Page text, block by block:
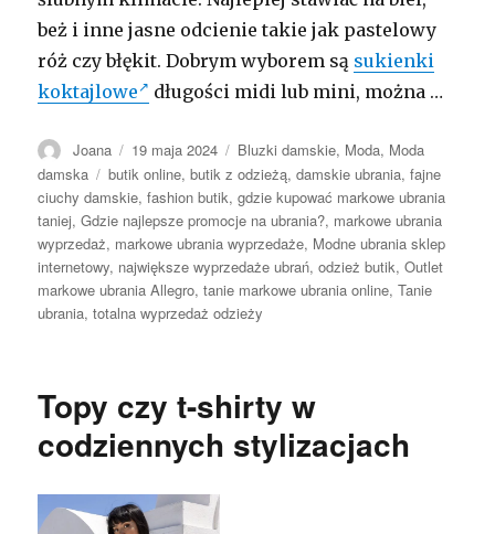
beż i inne jasne odcienie takie jak pastelowy
róż czy błękit. Dobrym wyborem są sukienki
koktajlowe
długości midi lub mini, można …
Autor
Joana Opublikowano
19 maja 2024 Kategorie
Bluzki damskie, Moda, Moda
damska
Tagi
butik online,butik z odzieżą,damskie ubrania,fajne
ciuchy damskie,fashion butik,gdzie kupować markowe ubrania
taniej,Gdzie najlepsze promocje na ubrania?, markowe ubrania
wyprzedaż, markowe ubrania wyprzedaże, Modne ubrania sklep
internetowy, największe wyprzedaże ubrań,odzież butik,Outlet
markowe ubrania Allegro,tanie markowe ubrania online,Tanie
ubrania,totalna wyprzedaż odzieży
Topy czy t-shirty w
codziennych stylizacjach